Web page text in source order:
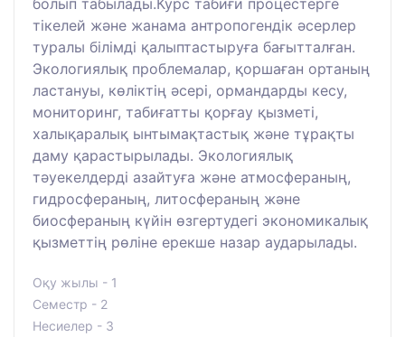
тікелей және жанама антропогендік әсерлер
туралы білімді қалыптастыруға бағытталған.
Экологиялық проблемалар, қоршаған ортаның
ластануы, көліктің әсері, ормандарды кесу,
мониторинг, табиғатты қорғау қызметі,
халықаралық ынтымақтастық және тұрақты
даму қарастырылады. Экологиялық
тәуекелдерді азайтуға және атмосфераның,
гидросфераның, литосфераның және
биосфераның күйін өзгертудегі экономикалық
қызметтің рөліне ерекше назар аударылады.
Оқу жылы - 1
Семестр - 2
Несиелер - 3